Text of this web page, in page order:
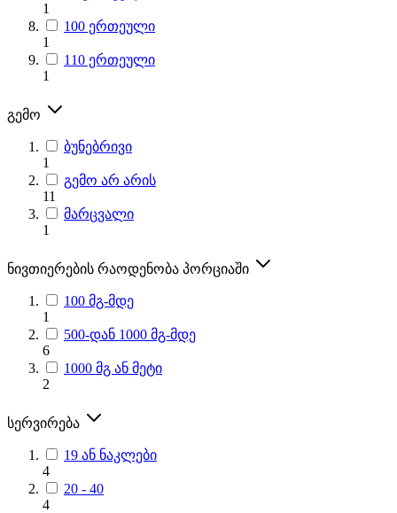
1
100 ერთეული
1
110 ერთეული
1
გემო
ბუნებრივი
1
გემო არ არის
11
მარცვალი
1
ნივთიერების რაოდენობა პორციაში
100 მგ-მდე
1
500-დან 1000 მგ-მდე
6
1000 მგ ან მეტი
2
სერვირება
19 ან ნაკლები
4
20 - 40
4